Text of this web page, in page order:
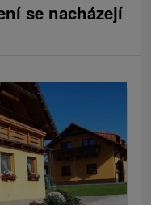
se nacházejí